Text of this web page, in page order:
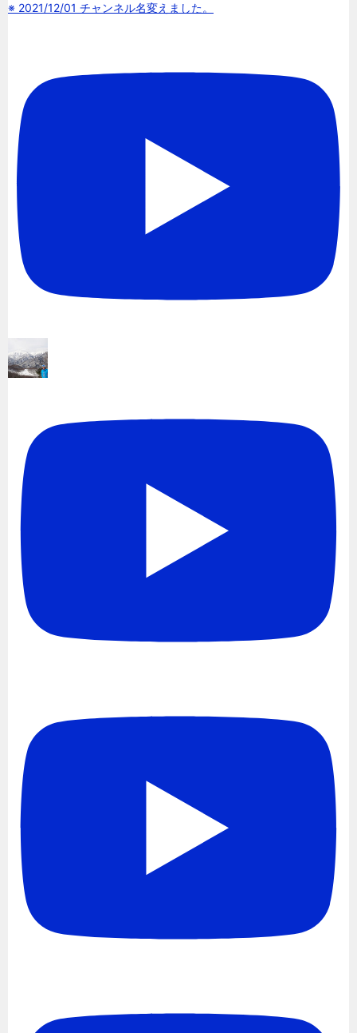
※ 2021/12/01 チャンネル名変えました。